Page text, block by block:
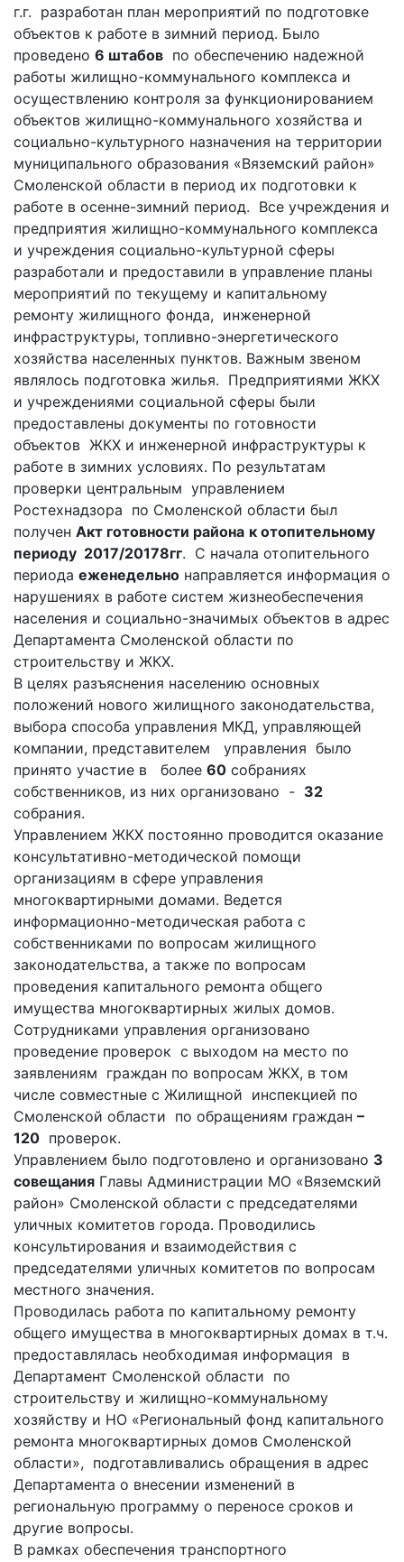
г.г. разработан план мероприятий по подготовке
объектов к работе в зимний период. Было
проведено 6 штабов по обеспечению надежной
работы жилищно-коммунального комплекса и
осуществлению контроля за функционированием
объектов жилищно-коммунального хозяйства и
социально-культурного назначения на территории
муниципального образования «Вяземский район»
Смоленской области в период их подготовки к
работе в осенне-зимний период. Все учреждения и
предприятия жилищно-коммунального комплекса
и учреждения социально-культурной сферы
разработали и предоставили в управление планы
мероприятий по текущему и капитальному
ремонту жилищного фонда, инженерной
инфраструктуры, топливно-энергетического
хозяйства населенных пунктов. Важным звеном
являлось подготовка жилья. Предприятиями ЖКХ
и учреждениями социальной сферы были
предоставлены документы по готовности
объектов ЖКХ и инженерной инфраструктуры к
работе в зимних условиях. По результатам
проверки центральным управлением
Ростехнадзора по Смоленской области был
получен Акт готовности района к отопительному
периоду 2017/20178гг. С начала отопительного
периода еженедельно направляется информация о
нарушениях в работе систем жизнеобеспечения
населения и социально-значимых объектов в адрес
Департамента Смоленской области по
строительству и ЖКХ.
В целях разъяснения населению основных
положений нового жилищного законодательства,
выбора способа управления МКД, управляющей
компании, представителем управления было
принято участие в более 60 собраниях
собственников, из них организовано - 32
собрания.
Управлением ЖКХ постоянно проводится оказание
консультативно-методической помощи
организациям в сфере управления
многоквартирными домами. Ведется
информационно­-методическая работа с
собственниками по вопросам жилищного
законодательства, а также по вопросам
проведения капитального ремонта общего
имущества многоквартирных жилых домов.
Сотрудниками управления организовано
проведение проверок с выходом на место по
заявлениям граждан по вопросам ЖКХ, в том
числе совместные с Жилищной инспекцией по
Смоленской области по обращениям граждан –
120 проверок.
Управлением было подготовлено и организовано 3
совещания Главы Администрации МО «Вяземский
район» Смоленской области с председателями
уличных комитетов города. Проводились
консультирования и взаимодействия с
председателями уличных комитетов по вопросам
местного значения.
Проводилась работа по капитальному ремонту
общего имущества в многоквартирных домах в т.ч.
предоставлялась необходимая информация в
Департамент Смоленской области по
строительству и жилищно-коммунальному
хозяйству и НО «Региональный фонд капитального
ремонта многоквартирных домов Смоленской
области», подготавливались обращения в адрес
Департамента о внесении изменений в
региональную программу о переносе сроков и
другие вопросы.
В рамках обеспечения транспортного